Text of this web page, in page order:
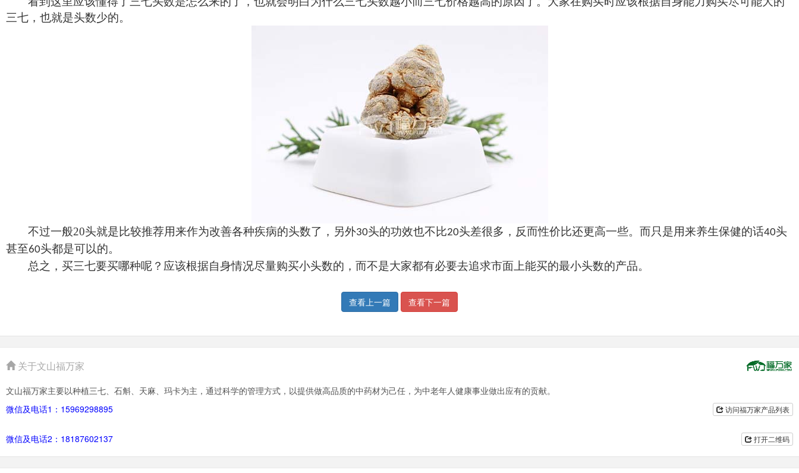
三七，也就是头数少的。
不过一般20头就是比较推荐用来作为改善各种疾病的头数了，另外30头的功效也不比20头差很多，反而性价比还更高一些。而只是用来养生保健的话40头
甚至60头都是可以的。
总之，买三七要买哪种呢？应该根据自身情况尽量购买小头数的，而不是大家都有必要去追求市面上能买的最小头数的产品。
查看上一篇 查看下一篇
关于文山福万家
文山福万家主要以种植三七、石斛、天麻、玛卡为主，通过科学的管理方式，以提供做高品质的中药材为己任，为中老年人健康事业做出应有的贡献。
访问福万家产品列表
微信及电话1：15969298895
打开二维码
微信及电话2：18187602137